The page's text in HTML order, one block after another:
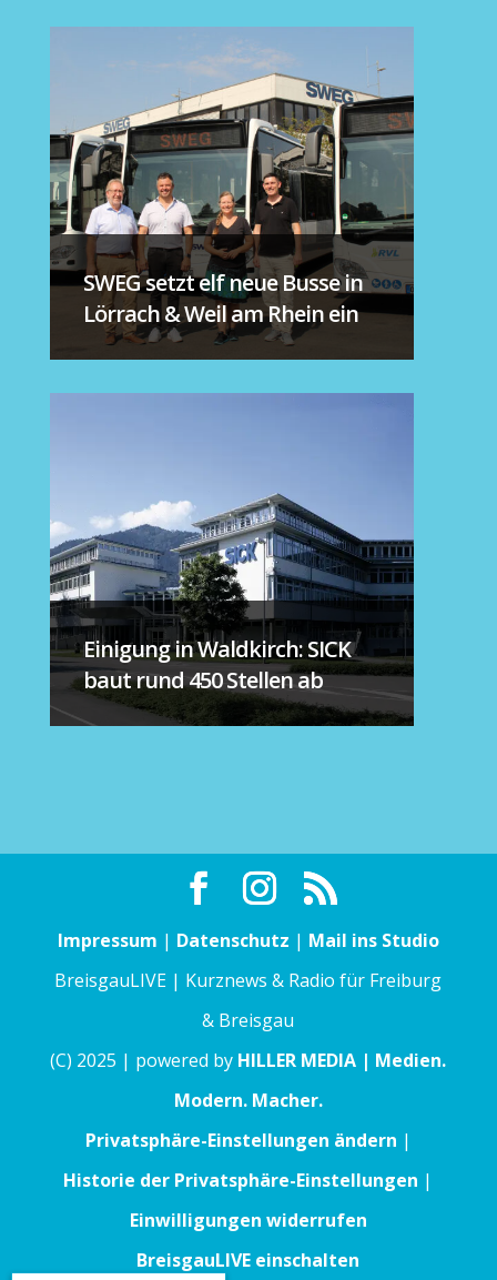
SWEG setzt elf neue Busse in
Lörrach & Weil am Rhein ein
Einigung in Waldkirch: SICK
baut rund 450 Stellen ab
Impressum | Datenschutz | Mail ins Studio
BreisgauLIVE | Kurznews & Radio für Freiburg
& Breisgau
(C) 2025 | powered by HILLER MEDIA | Medien.
Modern. Macher.
Privatsphäre-Einstellungen ändern |
Historie der Privatsphäre-Einstellungen |
Einwilligungen widerrufen
BreisgauLIVE einschalten